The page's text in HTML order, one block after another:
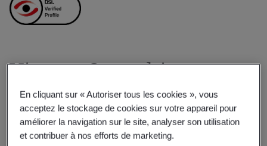
Virtusa Consulting
Service Pvt. Ltd.
Business scope:Design, development, testing,
En cliquant sur « Autoriser tous les cookies », vous
acceptez le stockage de cookies sur votre appareil pour
améliorer la navigation sur le site, analyser son utilisation
et contribuer à nos efforts de marketing.